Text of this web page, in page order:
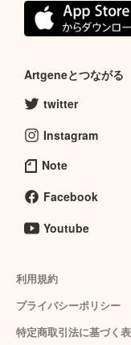
Artgeneとつながる
twitter
Instagram
Note
Facebook
Youtube
利用規約
プライバシーポリシー
特定商取引法に基づく